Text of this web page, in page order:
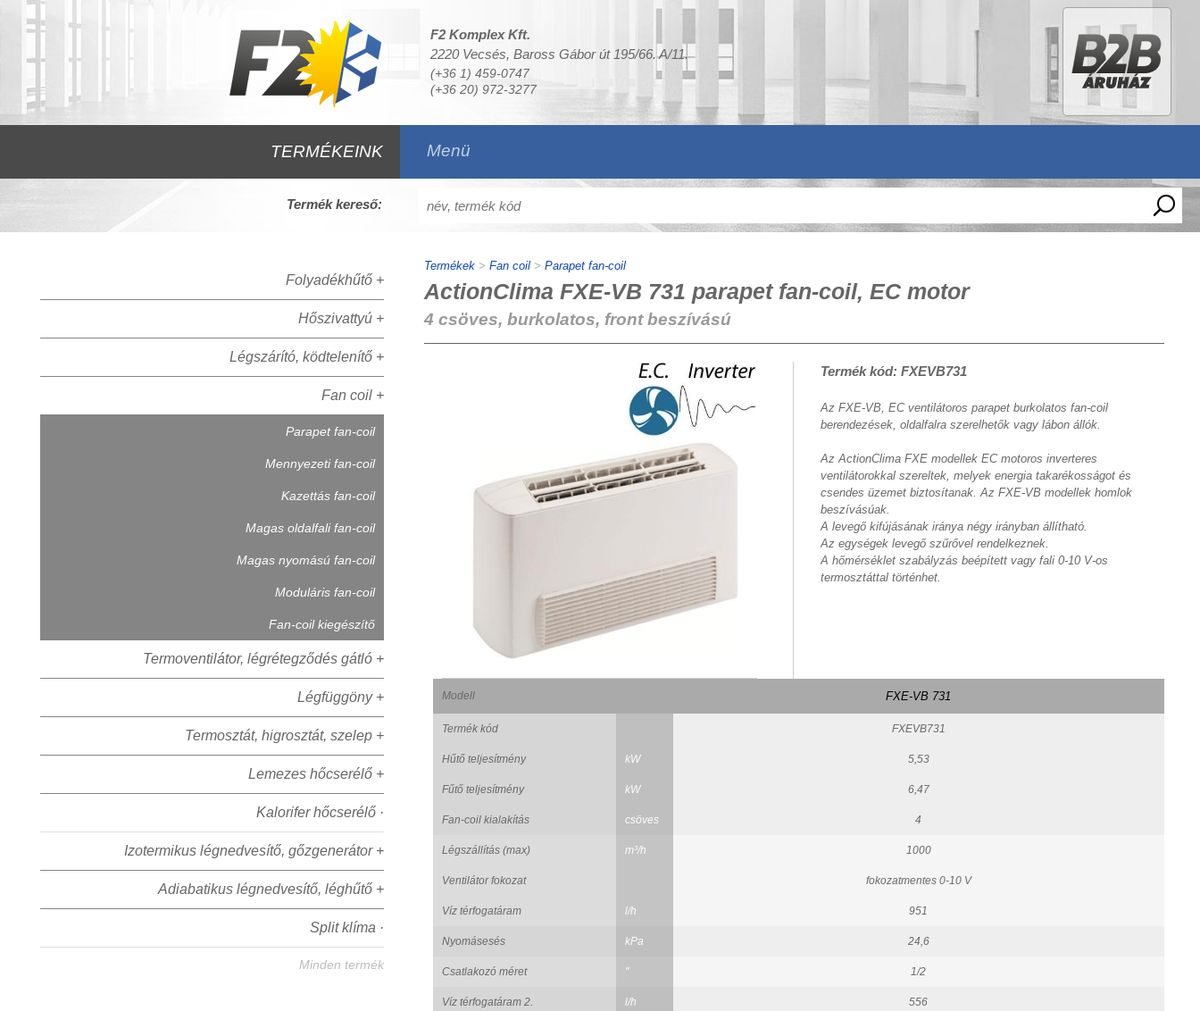
F2 Komplex Kft.
2220 Vecsés, Baross Gábor út 195/66. A/11.
(+36 1) 459-0747
(+36 20) 972-3277
TERMÉKEINK Menü
Termék kereső:
Folyadékhűtő +
Hőszivattyú +
Légszárító, ködtelenítő +
Fan coil +
Parapet fan-coil
Mennyezeti fan-coil
Kazettás fan-coil
Magas oldalfali fan-coil
Magas nyomású fan-coil
Moduláris fan-coil
Fan-coil kiegészítő
Termoventilátor, légrétegződés gátló +
Légfüggöny +
Termosztát, higrosztát, szelep +
Lemezes hőcserélő +
Kalorifer hőcserélő ·
Izotermikus légnedvesítő, gőzgenerátor +
Adiabatikus légnedvesítő, léghűtő +
Split klíma ·
Minden termék
Termékek> Fan coil> Parapet fan-coil
ActionClima FXE-VB 731 parapet fan-coil, EC motor
4 csöves, burkolatos, front beszívású
Termék kód: FXEVB731
Az FXE-VB, EC ventilátoros parapet burkolatos fan-coil
berendezések, oldalfalra szerelhetők vagy lábon állók.
Az ActionClima FXE modellek EC motoros inverteres
ventilátorokkal szereltek, melyek energia takarékosságot és
csendes üzemet biztosítanak. Az FXE-VB modellek homlok
beszívásúak.
A levegő kifújásának iránya négy irányban állítható.
Az egységek levegő szűrővel rendelkeznek.
A hőmérséklet szabályzás beépített vagy fali 0-10 V-os
termosztáttal történhet.
Modell FXE-VB 731
Termék kód FXEVB731
Hűtő teljesítmény kW 5,53
Fűtő teljesítmény kW 6,47
Fan-coil kialakítás csöves 4
Légszállítás (max) m³/h 1000
Ventilátor fokozat fokozatmentes 0-10 V
Víz térfogatáram l/h 951
Nyomásesés kPa 24,6
Csatlakozó méret " 1/2
Víz térfogatáram 2. l/h 556